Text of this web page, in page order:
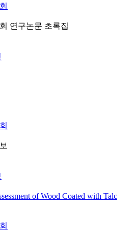
연구논문 초록집
of Wood Coated with Talc